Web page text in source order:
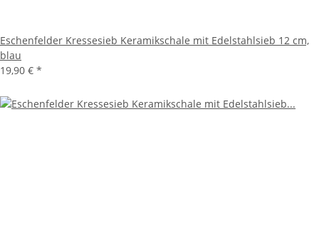
Eschenfelder Kressesieb Keramikschale mit Edelstahlsieb 12 cm,
blau
19,90 € *